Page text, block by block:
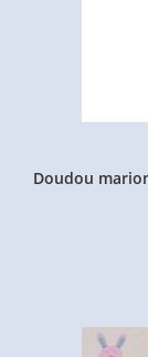
Doudou